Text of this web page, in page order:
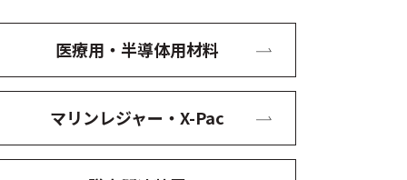
医療用・半導体用材料
マリンレジャー・X-Pac